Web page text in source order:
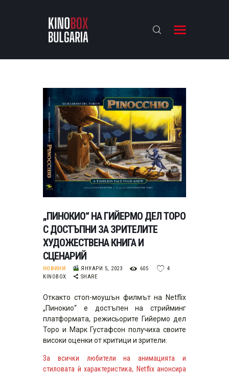
KINOBOX BULGARIA
АНАЛИЗИ
БАХТИ НАГРАДИТЕ
ИНТЕРВЮТА
ЗА НАС
„ПИНОКИО“ НА ГИЙЕРМО ДЕЛ ТОРО
С ДОСТЪПНИ ЗА ЗРИТЕЛИТЕ
ХУДОЖЕСТВЕНА КНИГА И
СЦЕНАРИЙ
НОВИНИ ЯНУАРИ 5, 2023 605
4
KINOBOX
SHARE
Откакто стоп-моушън филмът на Netflix
„Пинокио“ e достъпен на стрийминг
платформата, режисьорите Гийермо дел
Торо и Марк Густафсон получиха своите
високи оценки от критици и зрители.
За всички любители на анимацията и
стиловата ѝ характеристика, Netflix анонсира